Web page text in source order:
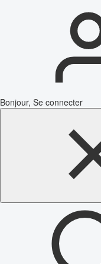
Bonjour, Se connecter